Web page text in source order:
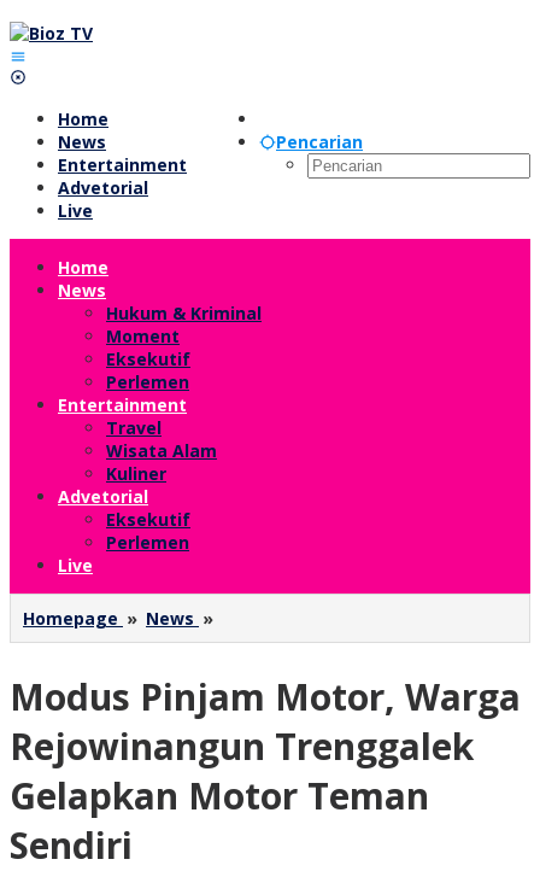
Lewati
ke
konten
Pencarian
Home
News
Entertainment
Advetorial
Live
Home
News
Hukum & Kriminal
Moment
Eksekutif
Perlemen
Entertainment
Travel
Wisata Alam
Kuliner
Advetorial
Eksekutif
Perlemen
Live
Homepage » News »
Pinjam
Warga
Rejowinangun
Trenggalek
Gelapkan
Motor
Teman
Modus Pinjam Motor, Warga
Rejowinangun Trenggalek
Gelapkan Motor Teman
Sendiri